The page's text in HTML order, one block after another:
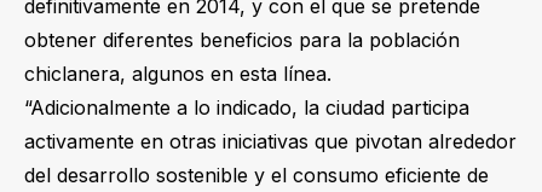
definitivamente en 2014, y con el que se pretende
obtener diferentes beneficios para la población
chiclanera, algunos en esta línea.
“Adicionalmente a lo indicado, la ciudad participa
activamente en otras iniciativas que pivotan alrededor
del desarrollo sostenible y el consumo eficiente de